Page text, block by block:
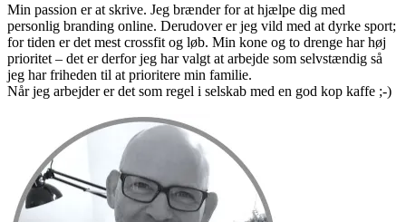
Min passion er at skrive. Jeg brænder for at hjælpe dig med
personlig branding online. Derudover er jeg vild med at dyrke sport;
for tiden er det mest crossfit og løb. Min kone og to drenge har høj
prioritet – det er derfor jeg har valgt at arbejde som selvstændig så
jeg har friheden til at prioritere min familie.
Når jeg arbejder er det som regel i selskab med en god kop kaffe ;-)
Sidebar